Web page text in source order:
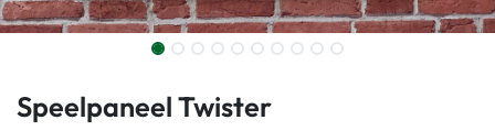
Speelpaneel Twister